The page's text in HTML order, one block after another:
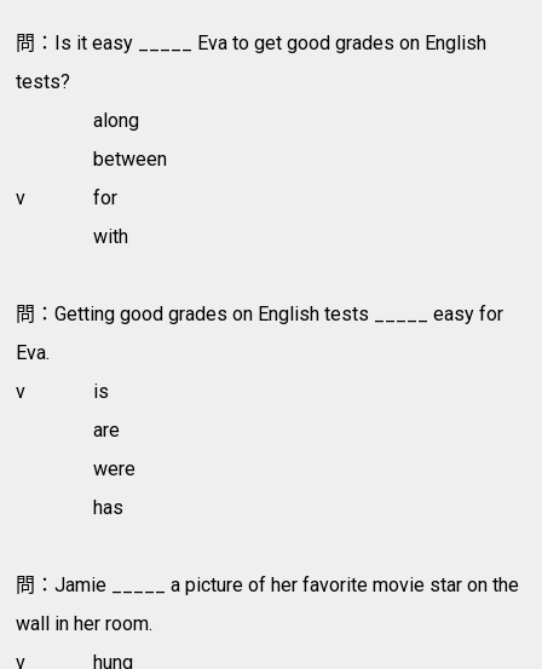
問：Is it easy _____ Eva to get good grades on English
tests?
along
between
v
for
with
問：Getting good grades on English tests _____ easy for
Eva.
v
is
are
were
has
問：Jamie _____ a picture of her favorite movie star on the
wall in her room.
v
hung